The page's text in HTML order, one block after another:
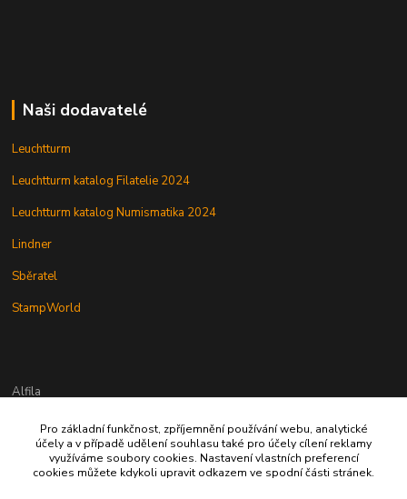
Naši dodavatelé
Leuchtturm
Leuchtturm katalog Filatelie 2024
Leuchtturm katalog Numismatika 2024
Lindner
Sběratel
StampWorld
Alfila
777 326 454
Pro základní funkčnost, zpříjemnění používání webu, analytické
účely a v případě udělení souhlasu také pro účely cílení reklamy
využíváme soubory cookies. Nastavení vlastních preferencí
cookies můžete kdykoli upravit odkazem ve spodní části stránek.